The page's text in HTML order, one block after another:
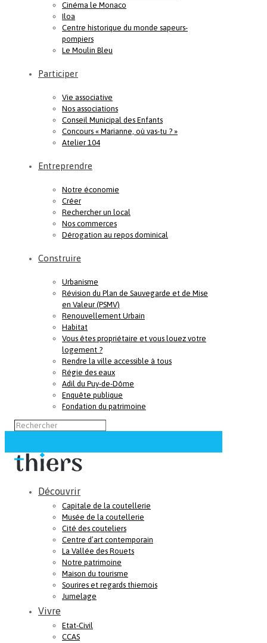
Cinéma le Monaco
Iloa
Centre historique du monde sapeurs-
pompiers
Le Moulin Bleu
Participer
Vie associative
Nos associations
Conseil Municipal des Enfants
Concours « Marianne, où vas-tu ? »
Atelier 104
Entreprendre
Notre économie
Créer
Rechercher un local
Nos commerces
Dérogation au repos dominical
Construire
Urbanisme
Révision du Plan de Sauvegarde et de Mise
en Valeur (PSMV)
Renouvellement Urbain
Habitat
Vous êtes propriétaire et vous louez votre
logement ?
Rendre la ville accessible à tous
Régie des eaux
Adil du Puy-de-Dôme
Enquête publique
Fondation du patrimoine
Découvrir
Capitale de la coutellerie
Musée de la coutellerie
Cité des couteliers
Centre d’art contemporain
La Vallée des Rouets
Notre patrimoine
Maison du tourisme
Sourires et regards thiernois
Jumelage
Vivre
Etat-Civil
CCAS